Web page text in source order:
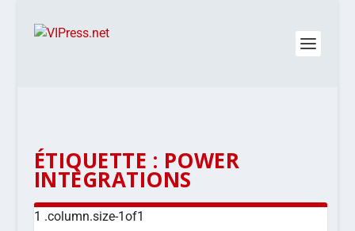
ÉTIQUETTE : POWER
INTEGRATIONS